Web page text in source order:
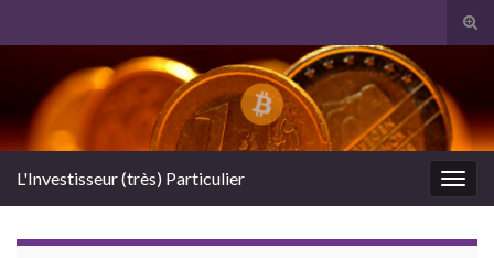
Search for:
L'Investisseur (très) Particulier